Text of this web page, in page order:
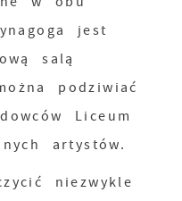
jest
salą
podziwiać
Liceum
artystów.
niezwykle